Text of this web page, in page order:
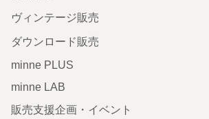
ヴィンテージ販売
ダウンロード販売
minne PLUS
minne LAB
販売支援企画・イベント